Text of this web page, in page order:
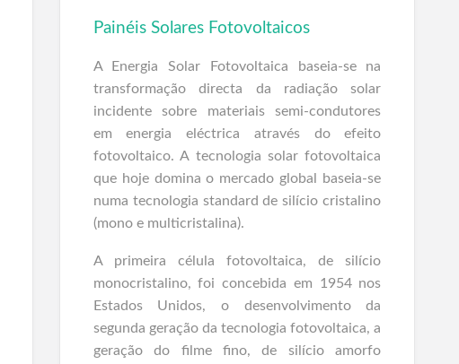
Painéis Solares Fotovoltaicos
A Energia Solar Fotovoltaica baseia-se na
transformação directa da radiação solar
incidente sobre materiais semi-condutores
em energia eléctrica através do efeito
fotovoltaico. A tecnologia solar fotovoltaica
que hoje domina o mercado global baseia-se
numa tecnologia standard de silício cristalino
(mono e multicristalina).
A primeira célula fotovoltaica, de silício
monocristalino, foi concebida em 1954 nos
Estados Unidos, o desenvolvimento da
segunda geração da tecnologia fotovoltaica, a
geração do filme fino, de silício amorfo